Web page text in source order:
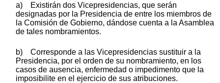
a) Existirán dos Vicepresidencias, que serán
designadas por la Presidencia de entre los miembros de
la Comisión de Gobierno, dándose cuenta a la Asamblea
de tales nombramientos.
b) Corresponde a las Vicepresidencias sustituir a la
Presidencia, por el orden de su nombramiento, en los
casos de ausencia, enfermedad o impedimento que la
imposibilite en el ejercicio de sus atribuciones.